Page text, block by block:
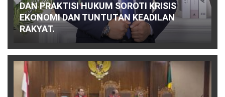
DAN PRAKTISI HUKUM SOROTI KRISIS
EKONOMI DAN TUNTUTAN KEADILAN
RAKYAT.